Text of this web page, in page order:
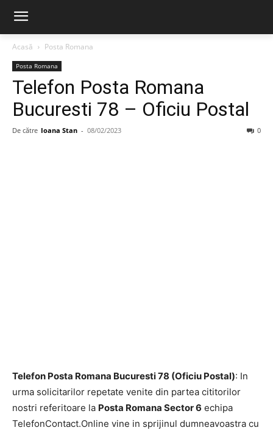
Acasă Posta Romana
Posta Romana
Telefon Posta Romana
Bucuresti 78 – Oficiu Postal
De către Ioana Stan - 08/02/2023 0
Telefon Posta Romana Bucuresti 78 (Oficiu Postal): In
urma solicitarilor repetate venite din partea cititorilor
nostri referitoare la Posta Romana Sector 6 echipa
TelefonContact.Online vine in sprijinul dumneavoastra cu